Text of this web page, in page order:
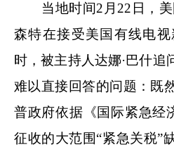
当地时间2月22日，美
森特在接受美国有线电
时，被主持人达娜·巴什追
难以直接回答的问题：既
普政府依据《国际紧急经
征收的大范围“紧急关税”